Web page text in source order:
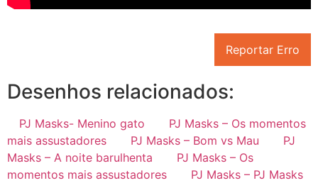
Reportar Erro
Desenhos relacionados:
PJ Masks- Menino gato
PJ Masks – Os momentos
mais assustadores
PJ Masks – Bom vs Mau
PJ
Masks – A noite barulhenta
PJ Masks – Os
momentos mais assustadores
PJ Masks – PJ Masks